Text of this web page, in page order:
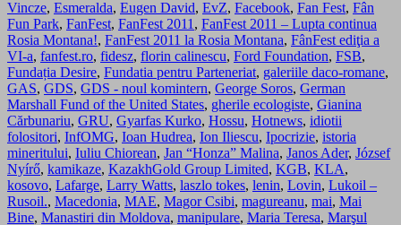
Vincze, Esmeralda, Eugen David, EvZ, Facebook, Fan Fest, Fân
Fun Park, FanFest, FanFest 2011 , FanFest 2011 – Lupta continua
Rosia Montana!, FanFest 2011 la Rosia Montana, FânFest ediţia a
VI-a, fanfest.ro, fidesz, florin calinescu, Ford Foundation, FSB,
Fundația Desire, Fundatia pentru Parteneriat, galeriile daco-romane,
GAS, GDS, GDS - noul komintern, George Soros, German
Marshall Fund of the United States, gherile ecologiste, Gianina
Cărbunariu, GRU, Gyarfas Kurko, Hossu, Hotnews, idiotii
folositori, InfOMG, Ioan Hudrea, Ion Iliescu, Ipocrizie, istoria
mineritului, Iuliu Chiorean, Jan “Honza” Malina, Janos Ader, József
Nyírő, kamikaze, KazakhGold Group Limited, KGB, KLA,
kosovo, Lafarge, Larry Watts, laszlo tokes, lenin, Lovin, Lukoil –
Rusoil., Macedonia, MAE, Magor Csibi, magureanu, mai, Mai
Bine, Manastiri din Moldova, manipulare, Maria Teresa, Marşul